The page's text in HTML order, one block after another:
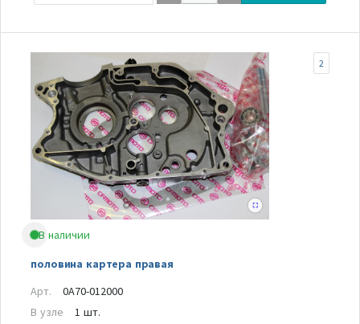
В наличии
половина картера правая
2
Арт.
0A70-012000
В узле
1 шт.